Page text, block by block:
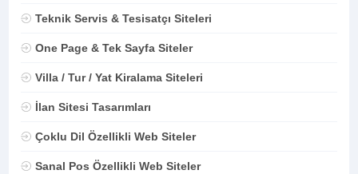
Teknik Servis & Tesisatçı Siteleri
One Page & Tek Sayfa Siteler
Villa / Tur / Yat Kiralama Siteleri
İlan Sitesi Tasarımları
Çoklu Dil Özellikli Web Siteler
Sanal Pos Özellikli Web Siteler